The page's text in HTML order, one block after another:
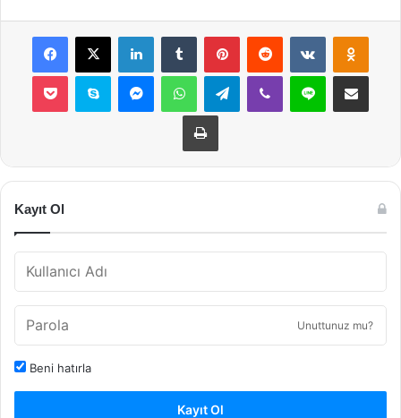
Facebook
X LinkedInTumblr PinterestReddit VKontakte
Pocket Skype MessengerWhatsAppTelegramViber Line E-Posta ile
Yazdır
Kayıt Ol
Unuttunuz mu?
Beni hatırla
Kayıt Ol